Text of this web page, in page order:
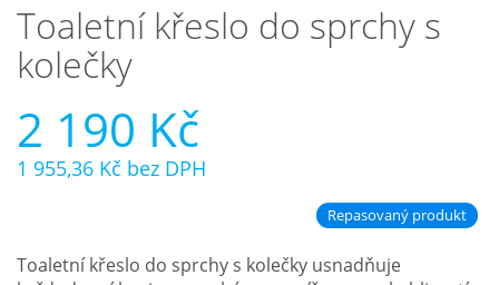
Doprava a služby
Nejčastější otázky
O nás
Toaletní křeslo do sprchy s
kolečky
2 190 Kč
1 955,36 Kč bez DPH
Repasovaný produkt
Toaletní křeslo do sprchy s kolečky usnadňuje